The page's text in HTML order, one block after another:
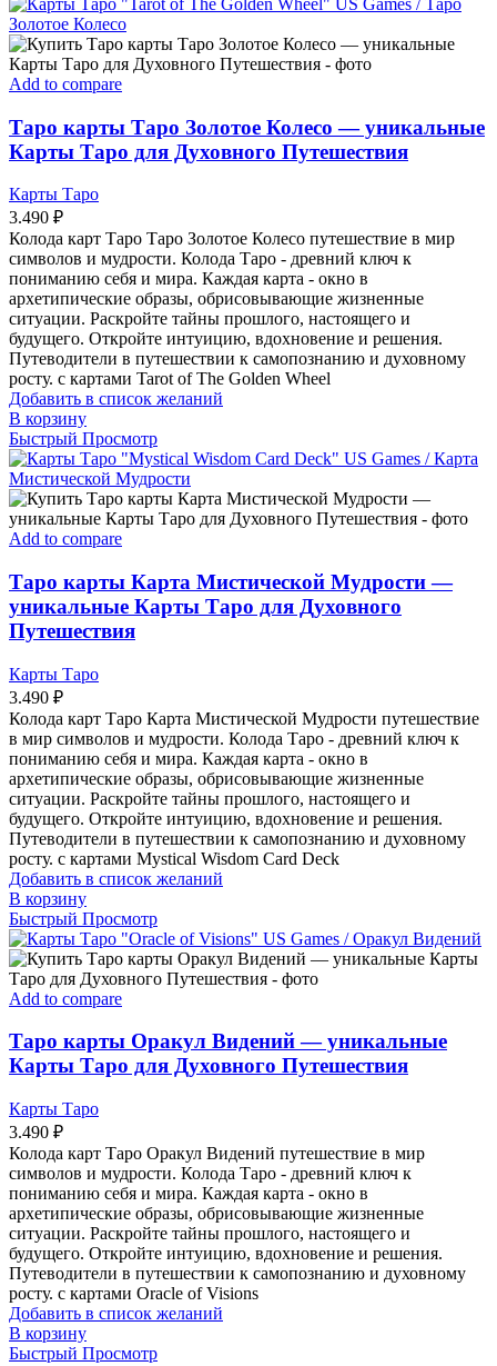
Add to compare
Таро карты Таро Золотое Колесо — уникальные
Карты Таро для Духовного Путешествия
Карты Таро
3.490 ₽
Колода карт Таро Таро Золотое Колесо путешествие в мир
символов и мудрости. Колода Таро - древний ключ к
пониманию себя и мира. Каждая карта - окно в
архетипические образы, обрисовывающие жизненные
ситуации. Раскройте тайны прошлого, настоящего и
будущего. Откройте интуицию, вдохновение и решения.
Путеводители в путешествии к самопознанию и духовному
росту. с картами Tarot of The Golden Wheel
Добавить в список желаний
В корзину
Быстрый Просмотр
Add to compare
Таро карты Карта Мистической Мудрости —
уникальные Карты Таро для Духовного
Путешествия
Карты Таро
3.490 ₽
Колода карт Таро Карта Мистической Мудрости путешествие
в мир символов и мудрости. Колода Таро - древний ключ к
пониманию себя и мира. Каждая карта - окно в
архетипические образы, обрисовывающие жизненные
ситуации. Раскройте тайны прошлого, настоящего и
будущего. Откройте интуицию, вдохновение и решения.
Путеводители в путешествии к самопознанию и духовному
росту. с картами Mystical Wisdom Card Deck
Добавить в список желаний
В корзину
Быстрый Просмотр
Add to compare
Таро карты Оракул Видений — уникальные
Карты Таро для Духовного Путешествия
Карты Таро
3.490 ₽
Колода карт Таро Оракул Видений путешествие в мир
символов и мудрости. Колода Таро - древний ключ к
пониманию себя и мира. Каждая карта - окно в
архетипические образы, обрисовывающие жизненные
ситуации. Раскройте тайны прошлого, настоящего и
будущего. Откройте интуицию, вдохновение и решения.
Путеводители в путешествии к самопознанию и духовному
росту. с картами Oracle of Visions
Добавить в список желаний
В корзину
Быстрый Просмотр